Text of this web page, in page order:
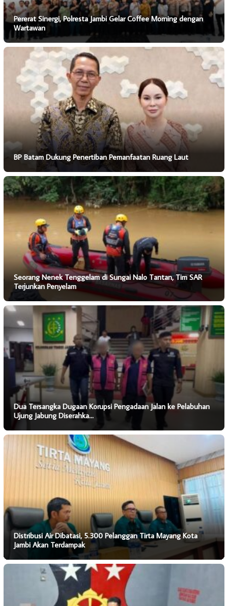
Pererat Sinergi, Polresta Jambi Gelar Coffee Morning dengan
Wartawan
BP Batam Dukung Penertiban Pemanfaatan Ruang Laut
Seorang Nenek Tenggelam di Sungai Nalo Tantan, Tim SAR
Terjunkan Penyelam
Dua Tersangka Dugaan Korupsi Pengadaan Jalan ke Pelabuhan
Ujung Jabung Diserahka…
Distribusi Air Dibatasi, 5.300 Pelanggan Tirta Mayang Kota
Jambi Akan Terdampak